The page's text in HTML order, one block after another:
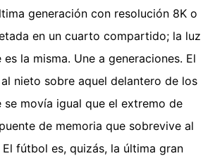
generación con resolución 8K o
en un cuarto compartido; la luz
la misma. Une a generaciones. El
nieto sobre aquel delantero de los
se movía igual que el extremo de
de memoria que sobrevive al
fútbol es, quizás, la última gran